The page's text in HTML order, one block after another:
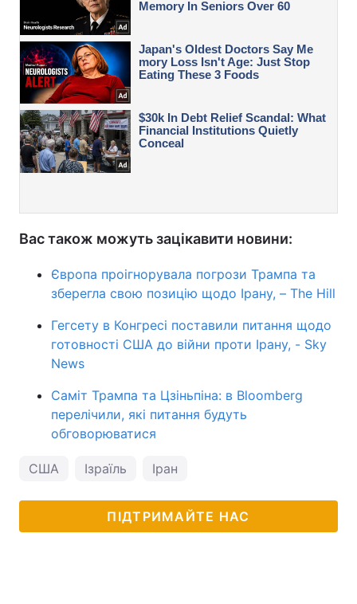
Вас також можуть зацікавити новини:
Європа проігнорувала погрози Трампа та
зберегла свою позицію щодо Ірану, – The Hill
Гегсету в Конгресі поставили питання щодо
готовності США до війни проти Ірану, - Sky
News
Саміт Трампа та Цзіньпіна: в Bloomberg
перелічили, які питання будуть
обговорюватися
США Ізраїль Іран
ПІДТРИМАЙТЕ НАС